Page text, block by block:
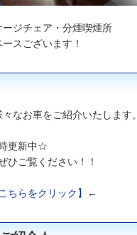
ジチェア・分煙喫煙所
スございます！
なお車をご紹介いたします。
更新中☆
ひご覧ください！！
ちらをクリック】 ←